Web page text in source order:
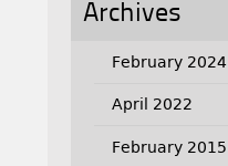
Archives
February 2024
April 2022
February 2015